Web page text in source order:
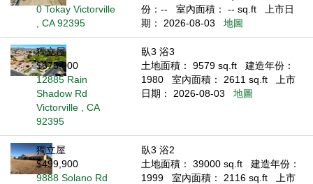
0 Tokay Victorville
, CA 92395
份：--
室內面積： -- sq.ft
上市日
期： 2026-08-03
地圖
獨立屋
$675,000
12885 Rain
Shadow Rd
Victorville , CA
92395
臥3 浴3
土地面積： 9579 sq.ft
建造年份：
1980
室內面積： 2611 sq.ft
上市
日期： 2026-08-03
地圖
獨立屋
$499,900
9888 Solano Rd
臥3 浴2
土地面積： 39000 sq.ft
建造年份：
1999
室內面積： 2116 sq.ft
上市